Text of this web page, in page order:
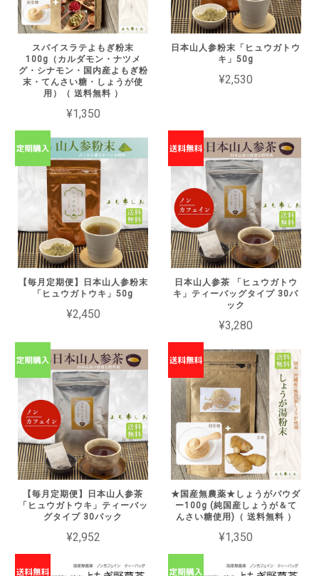
スパイスラテよもぎ粉末
100g（カルダモン・ナツメ
グ・シナモン・国内産よもぎ粉
末・てんさい糖・しょうが使
用）（ 送料無料 ）
¥1,350
日本山人参粉末「ヒュウガトウ
キ」50g
¥2,530
【毎月定期便】日本山人参粉末
「ヒュウガトウキ」50g
¥2,450
日本山人参茶 「ヒュウガトウ
キ」ティーバッグタイプ 30パ
ック
¥3,280
【毎月定期便】日本山人参茶
「ヒュウガトウキ」ティーバッ
グタイプ 30パック
¥2,952
★国産無農薬★しょうがパウダ
ー100g (純国産しょうが＆て
んさい糖使用)（ 送料無料 ）
¥1,350